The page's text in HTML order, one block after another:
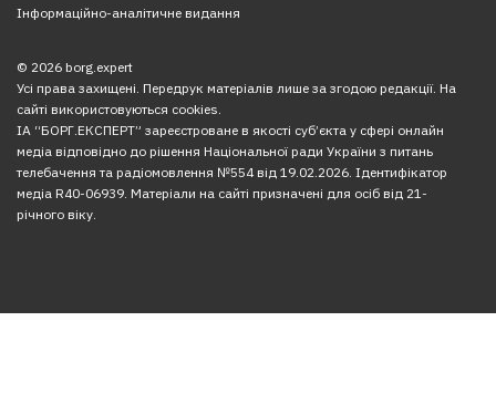
Інформаційно-аналітичне видання
© 2026 borg.expert
Усі права захищені. Передрук матеріалів лише за згодою редакції. На
сайті використовуються cookies.
ІА “БОРГ.ЕКСПЕРТ” зареєстроване в якості суб’єкта у сфері онлайн
медіа відповідно до рішення Національної ради України з питань
телебачення та радіомовлення №554 від 19.02.2026. Ідентифікатор
медіа R40-06939. Матеріали на сайті призначені для осіб від 21-
річного віку.